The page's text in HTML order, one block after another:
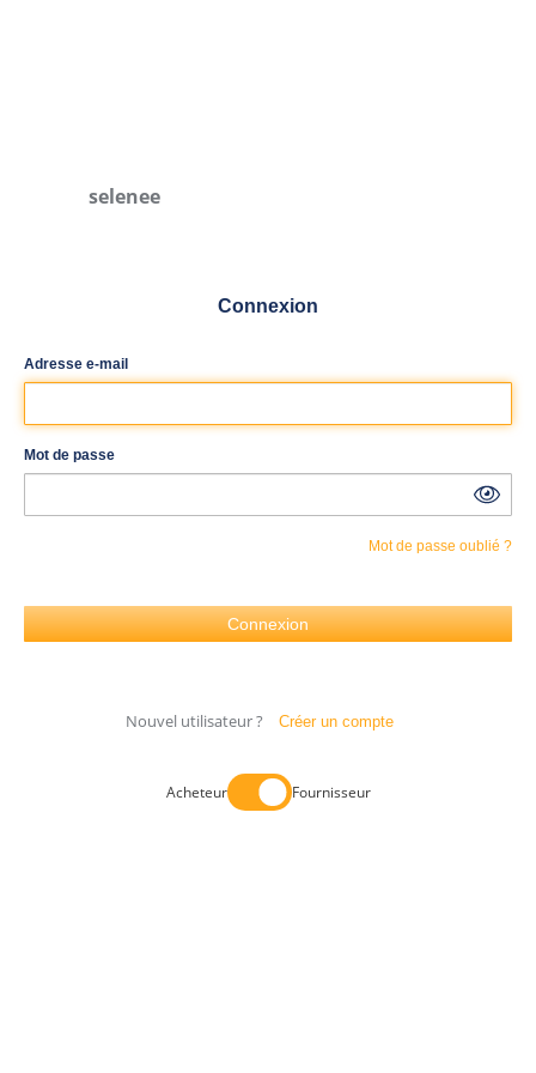
selenee
Connexion
Adresse e-mail
Mot de passe
Mot de passe oublié ?
Nouvel utilisateur ? Créer un compte
Acheteur Fournisseur